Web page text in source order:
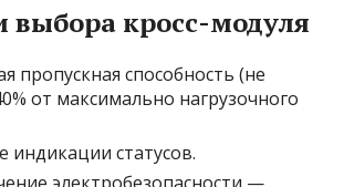
выбора кросс-модуля
пропускная способность (не
от максимально нагрузочного
индикации статусов.